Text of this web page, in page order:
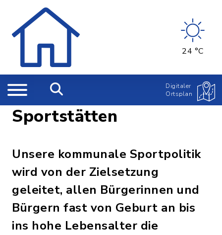
24 °C
Digitaler
Ortsplan
Sportstätten
Unsere kommunale Sportpolitik
wird von der Zielsetzung
geleitet, allen Bürgerinnen und
Bürgern fast von Geburt an bis
ins hohe Lebensalter die